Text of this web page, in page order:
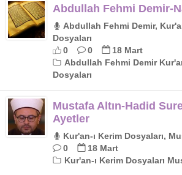
Abdullah Fehmi Demir-
Abdullah Fehmi Demir,
Dosyaları
0
0
18 Mart
Abdullah Fehmi Demir
Dosyaları
Mustafa Altın-Hadid
Ayetler
Kur'an-ı Kerim Dosyaları,
0
18 Mart
Kur'an-ı Kerim Dosyaları